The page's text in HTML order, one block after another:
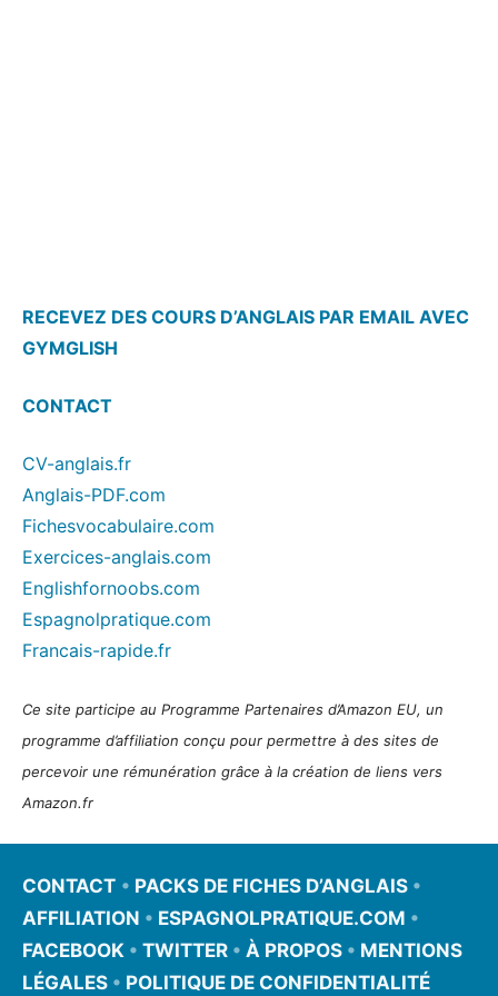
RECEVEZ DES COURS D’ANGLAIS PAR EMAIL AVEC
GYMGLISH
CONTACT
CV-anglais.fr
Anglais-PDF.com
Fichesvocabulaire.com
Exercices-anglais.com
Englishfornoobs.com
Espagnolpratique.com
Francais-rapide.fr
Ce site participe au Programme Partenaires d’Amazon EU, un
programme d’affiliation conçu pour permettre à des sites de
percevoir une rémunération grâce à la création de liens vers
Amazon.fr
CONTACT • PACKS DE FICHES D’ANGLAIS •
AFFILIATION • ESPAGNOLPRATIQUE.COM •
FACEBOOK • TWITTER • À PROPOS • MENTIONS
LÉGALES • POLITIQUE DE CONFIDENTIALITÉ